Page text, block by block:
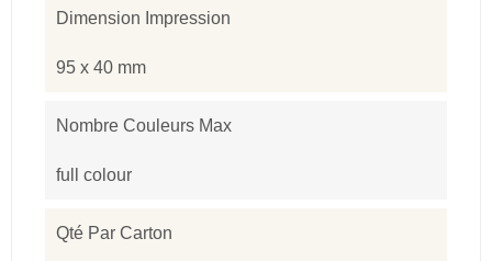
Dimension Impression
95 x 40 mm
Nombre Couleurs Max
full colour
Qté Par Carton